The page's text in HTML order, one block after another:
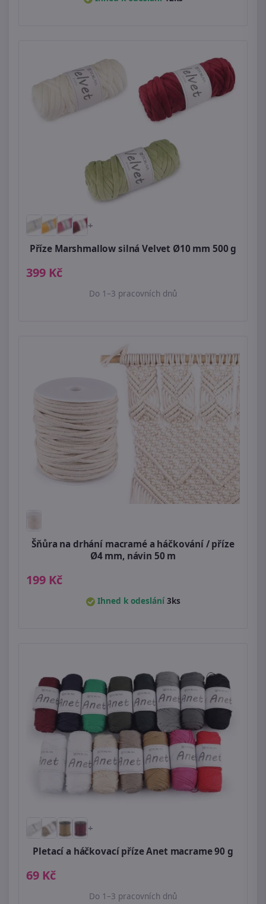
+
Příze Marshmallow silná Velvet Ø10 mm 500 g
399 Kč
Do 1–3 pracovních dnů
Šňůra na drhání macramé a háčkování / příze
Ø4 mm, návin 50 m
199 Kč
Ihned k odeslání3ks
+
Pletací a háčkovací příze Anet macrame 90 g
69 Kč
Do 1–3 pracovních dnů